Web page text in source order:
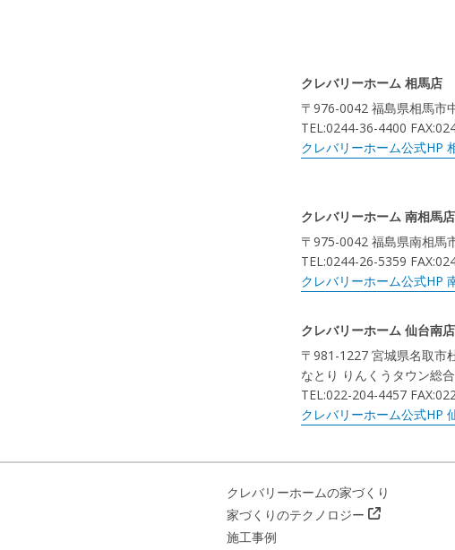
クレバリーホーム 相馬店
〒976-0042 福島県相馬市
TEL:0244-36-4400
クレバリーホーム公式HP
クレバリーホーム 南相馬店
〒975-0042 福島県南相馬
TEL:0244-26-5359
クレバリーホーム公式HP
クレバリーホーム 仙台南店
〒981-1227 宮城県名取市
なとり りんくうタウン総
TEL:022-204-4457
クレバリーホーム公式HP
クレバリーホームの家づくり
家づくりのテクノロジー
施工事例